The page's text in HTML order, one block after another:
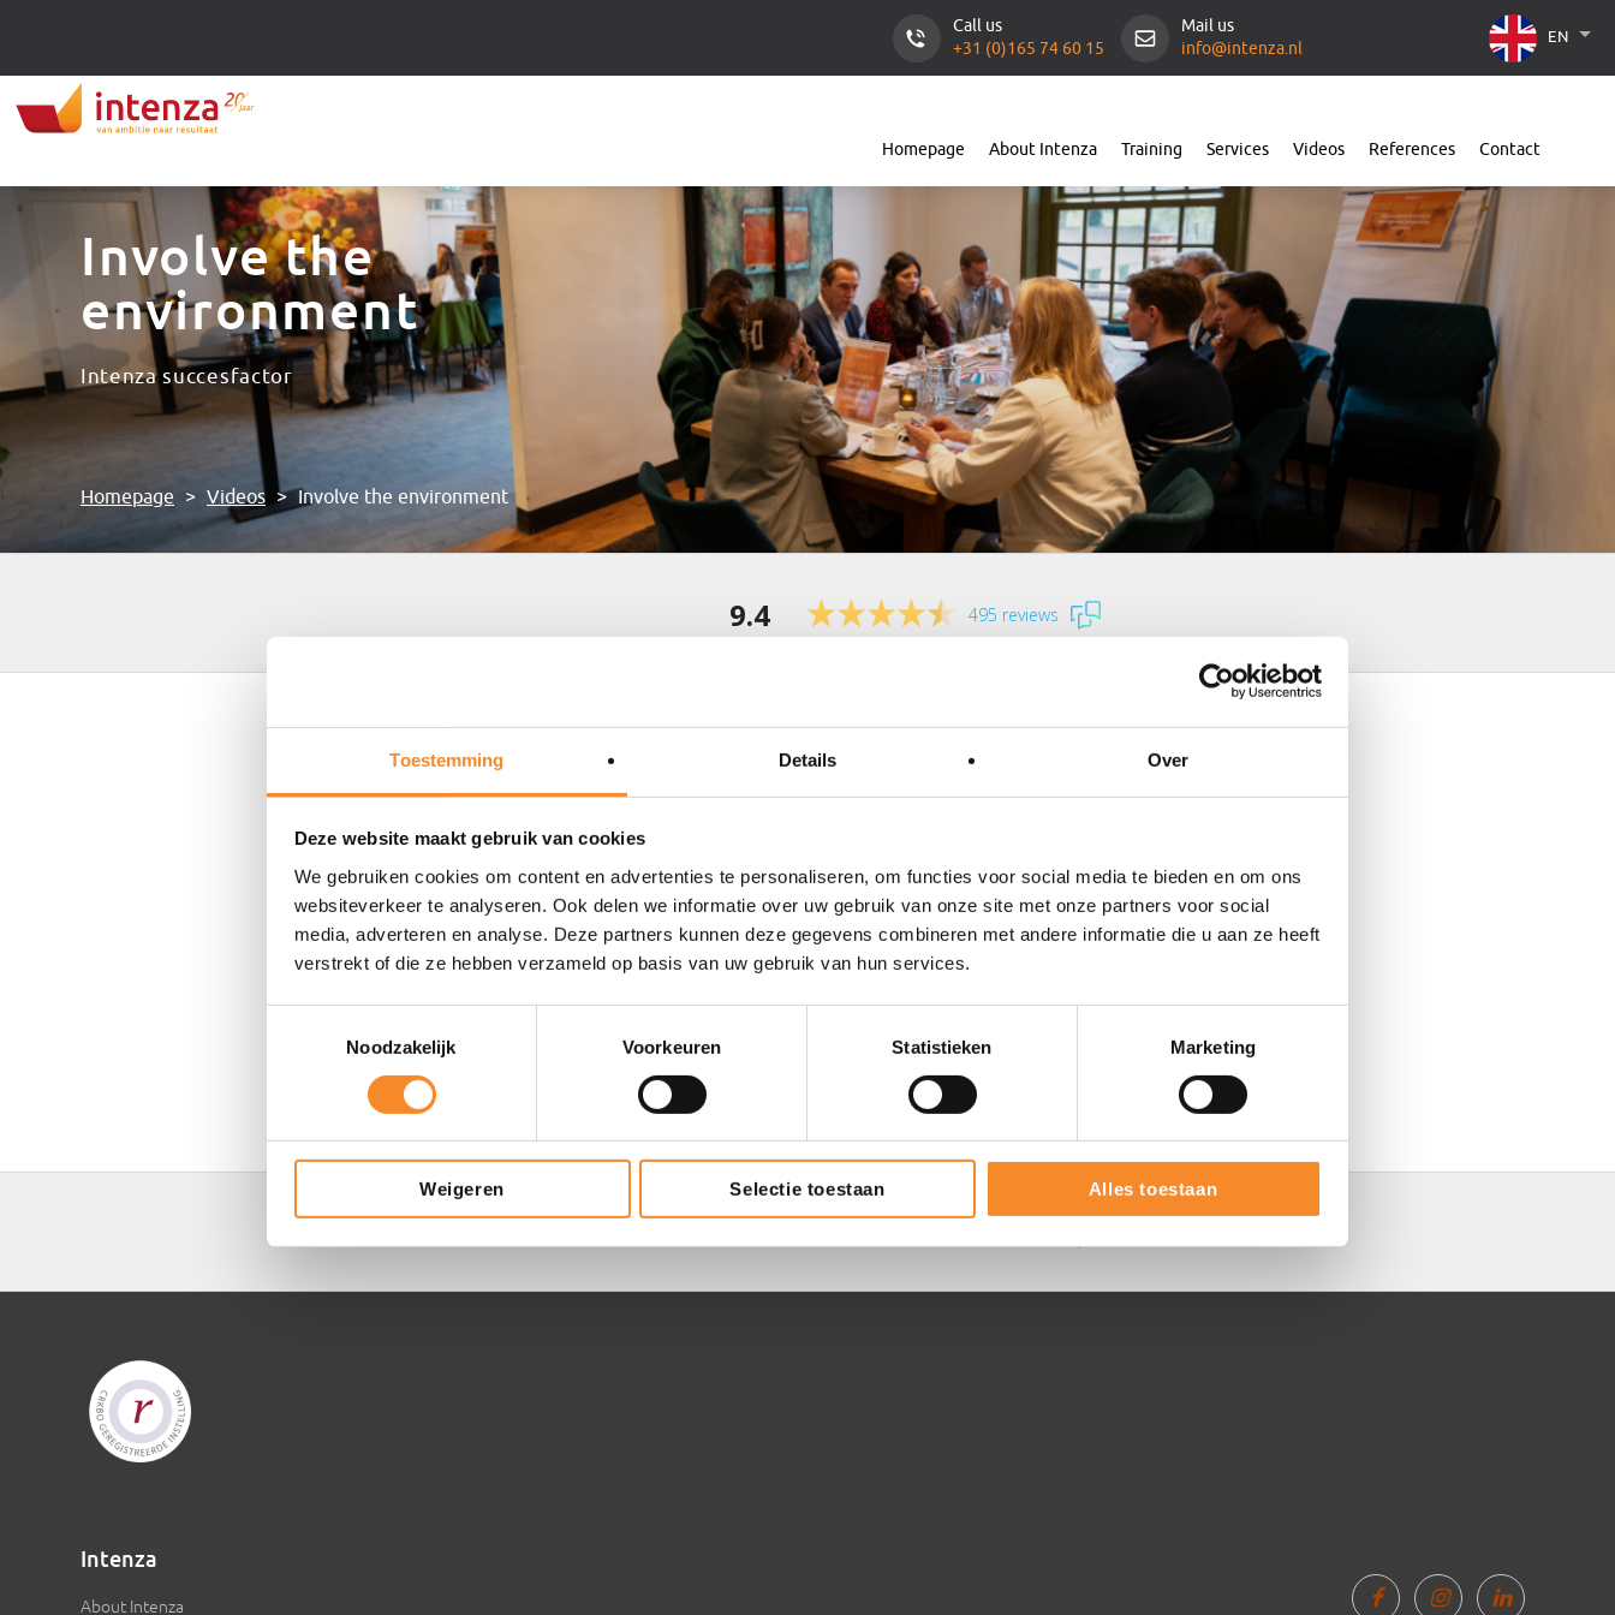
Toestemming Details Over
Deze website maakt gebruik van cookies
We gebruiken cookies om content en advertenties te personaliseren, om functies voor social media te bieden en om ons
websiteverkeer te analyseren. Ook delen we informatie over uw gebruik van onze site met onze partners voor social
media, adverteren en analyse. Deze partners kunnen deze gegevens combineren met andere informatie die u aan ze heeft
verstrekt of die ze hebben verzameld op basis van uw gebruik van hun services.
Noodzakelijk
Voorkeuren Statistieken Marketing
Weigeren Selectie toestaan Alles toestaan
Call us
+31 (0)165 74 60 15
Mail us
info@intenza.nl
EN
Homepage About Intenza Training Services Videos References Contact
Homepage > Videos > Involve the environment
Involve the
environment
Intenza succesfactor
9.4 495 reviews
Involve the environment
Having a support system reinforces and facilitates change. Your environment can remind you to follow through, encourage
you, and offer tips to successfully practice new behaviors.
Intenza
About Intenza